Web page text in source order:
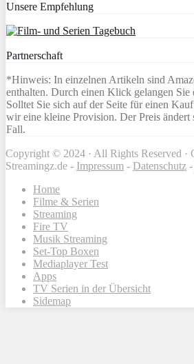
Unsere Empfehlung
Partnerschaft
*Hinweis: In einzelnen Artikeln sind
enthalten. Durch einen Klick gelangen Sie
Solltet Sie sich auf der Seite für einen
wir eine kleine Provision. Der Preis
Fall.
Copyright © 2024 · All Rights Reserved ·
Streamingz.de - Impressum - Datenschutz -
Home
Filme & Serien
Streaming
Fire TV
Musik Streaming
Set-Top Boxen
Mediaplayer Test
Apps
TV Serien in der Übersicht
Sidemap